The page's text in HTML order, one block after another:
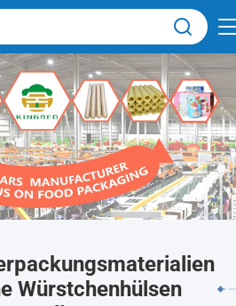
Würstchenhülsen